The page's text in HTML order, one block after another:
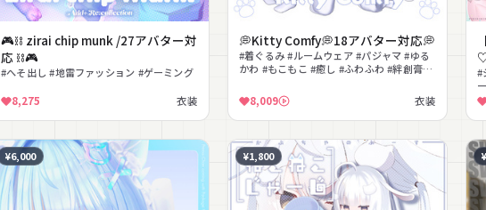
🎮⛓ zirai chip munk /27アバター対
応 ⛓🎮
#へそ出し #地雷ファッション #ゲーミング
8,275
衣装
💭Kitty Comfy💭18アバター対応💭
#着ぐるみ #ルームウェア #パジャマ #ゆる
かわ #もこもこ #癒し #ふわふわ #絆創膏
8,009
衣装
#
¥6,000 ¥1,800